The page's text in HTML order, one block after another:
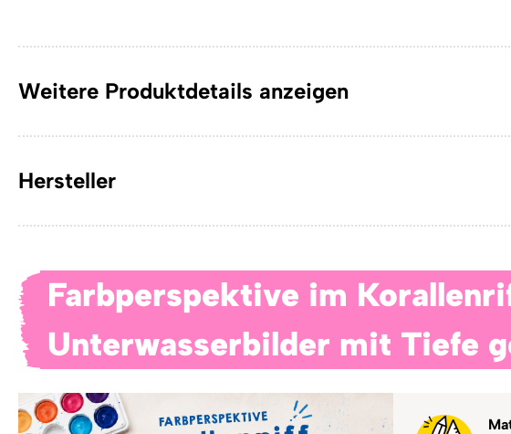
Weitere Produktdetails anzeigen
Hersteller
Farbperspektive im
Unterwasserbilder mit Tiefe